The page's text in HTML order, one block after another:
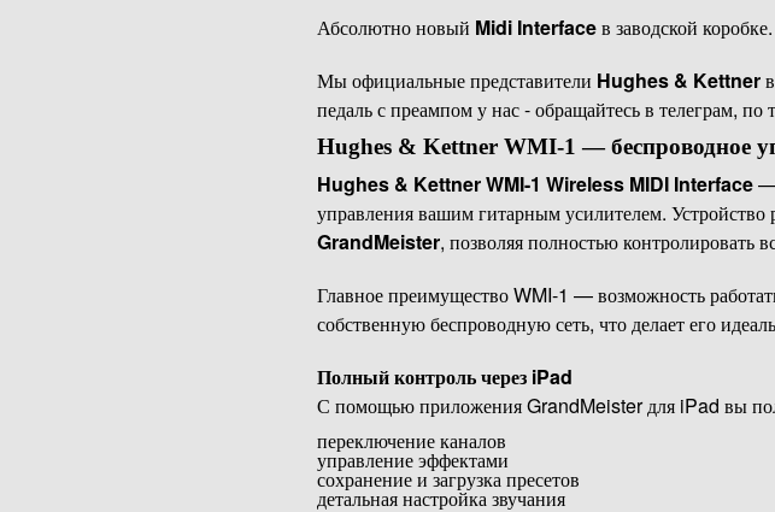
Абсолютно новый Midi Interfaceв заводской коробке.
Мы официальные представители Hughes & Kettner
педаль с преампом у нас - обращайтесь в телеграм, по
Hughes & Kettner WMI-1 — беспроводное
Hughes & Kettner WMI-1 Wireless MIDI Interface—
управления вашим гитарным усилителем. Устройство
GrandMeister, позволяя полностью контролировать
Главное преимущество WMI-1 — возможность
собственную беспроводную сеть, что делает его
Полный контроль через iPad
С помощью приложения GrandMeister для iPad вы
переключение каналов
управление эффектами
сохранение и загрузка пресетов
детальная настройка звучания